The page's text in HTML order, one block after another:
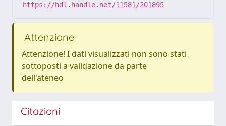
https://hdl.handle.net/11581/201895
Attenzione
Attenzione! I dati visualizzati non sono stati
sottoposti a validazione da parte
dell'ateneo
Citazioni